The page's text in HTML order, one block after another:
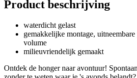
Product beschrijving
waterdicht gelast
gemakkelijke montage,
volume
milieuvriendelijk gemaakt
Ontdek de honger naar avontuur!